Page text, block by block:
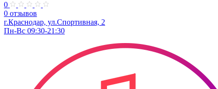
0
0 отзывов
г.Краснодар, ул.​Спортивная, 2
Пн-Вс 09:30-21:30